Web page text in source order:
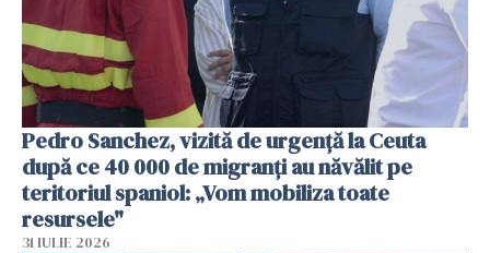
Pedro Sanchez, vizită de urgență la Ceuta
după ce 40 000 de migranți au năvălit pe
teritoriul spaniol: „Vom mobiliza toate
resursele"
31 IULIE 2026